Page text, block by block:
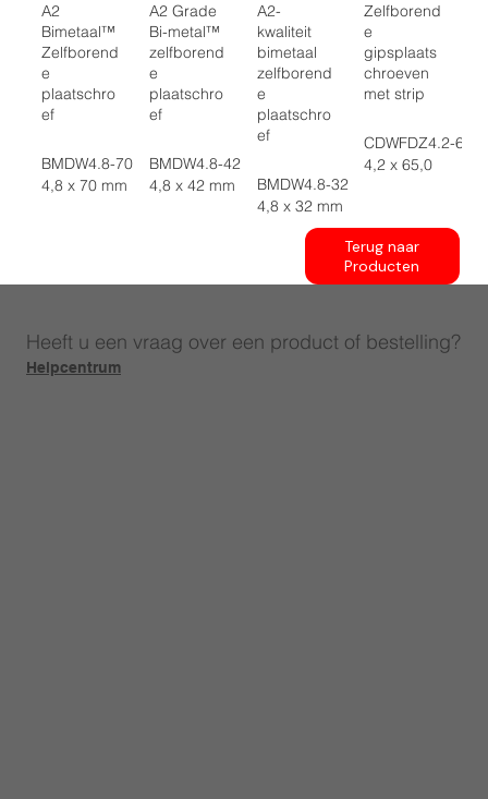
A2
Bimetaal™
Zelfborend
e
plaatschro
ef
BMDW4.8-70
4,8 x 70 mm
A2 Grade
Bi-metal™
zelfborend
e
plaatschro
ef
BMDW4.8-42
4,8 x 42 mm
A2-
kwaliteit
bimetaal
zelfborend
e
plaatschro
ef
BMDW4.8-32
4,8 x 32 mm
Zelfborend
e
gipsplaats
chroeven
met strip
CDWFDZ4.2-65
4,2 x 65,0
Terug naar
Producten
Heeft u een vraag over een product of bestelling?
Helpcentrum